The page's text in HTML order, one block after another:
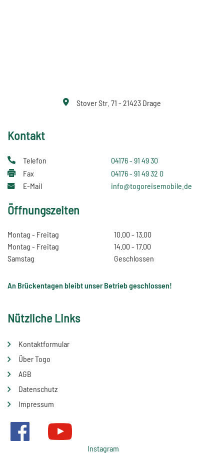
Stover Str. 71 - 21423 Drage
Kontakt
Telefon
04176 - 91 49 30
Fax
04176 - 91 49 32 0
E-Mail
info@togoreisemobile.de
Öffnungszeiten
Montag - Freitag
10.00 - 13.00
Montag - Freitag
14.00 - 17.00
Samstag
Geschlossen
An Brückentagen bleibt unser Betrieb geschlossen!
Nützliche Links
Kontaktformular
Über Togo
AGB
Datenschutz
Impressum
Instagram